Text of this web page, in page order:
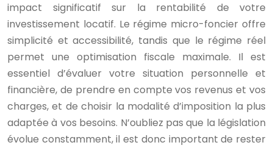
impact significatif sur la rentabilité de votre
investissement locatif. Le régime micro-foncier offre
simplicité et accessibilité, tandis que le régime réel
permet une optimisation fiscale maximale. Il est
essentiel d’évaluer votre situation personnelle et
financière, de prendre en compte vos revenus et vos
charges, et de choisir la modalité d’imposition la plus
adaptée à vos besoins. N’oubliez pas que la législation
évolue constamment, il est donc important de rester